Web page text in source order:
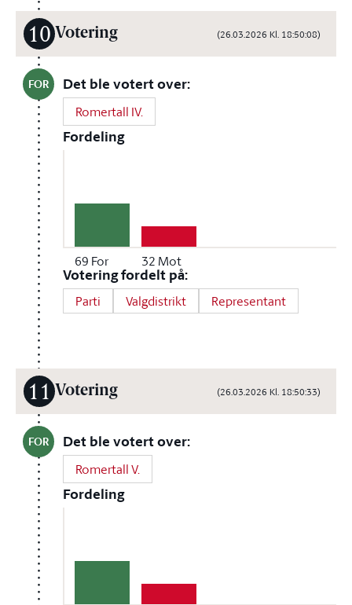
10 Votering (26.03.2026 Kl. 18:50:08)
FOR Det ble votert over:
Romertall IV.
Fordeling
69 For 32 Mot
Votering fordelt på:
Parti Valgdistrikt Representant
11 Votering (26.03.2026 Kl. 18:50:33)
FOR Det ble votert over:
Romertall V.
Fordeling